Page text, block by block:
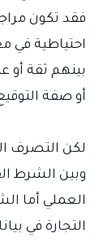
فقد تكون
احتياطية في
بينهم ثقة أو
أو صفة
لكن التصرف
وبين الشرط
العملي أما
التجارة في